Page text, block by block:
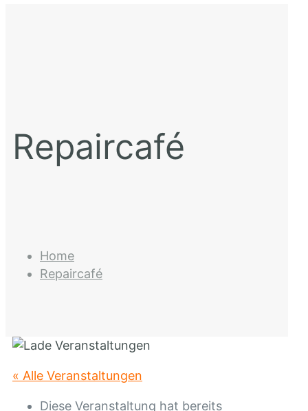
Repaircafé
Home
Repaircafé
« Alle Veranstaltungen
Diese Veranstaltung hat bereits